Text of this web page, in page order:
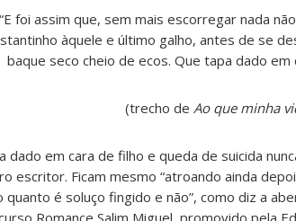
“E foi assim que, sem mais escorregar nada
àquele e último galho, antes de se
baque seco cheio de ecos. Que tapa dado
(trecho de Ao que minha
dado em cara de filho e queda de suicida
escritor. Ficam mesmo “atroando ainda
quanto é soluço fingido e não”, como diz a